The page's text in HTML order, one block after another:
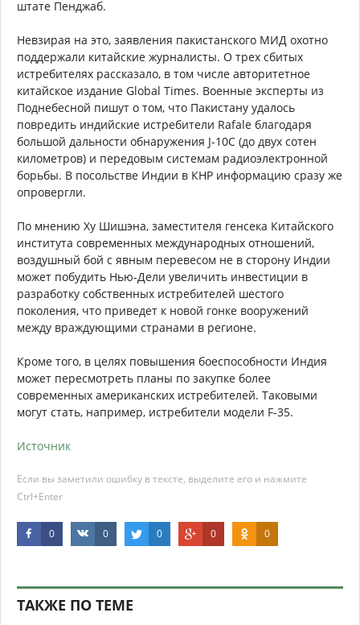
штате Пенджаб.
Невзирая на это, заявления пакистанского МИД охотно
поддержали китайские журналисты. О трех сбитых
истребителях рассказало, в том числе авторитетное
китайское издание Global Times. Военные эксперты из
Поднебесной пишут о том, что Пакистану удалось
повредить индийские истребители Rafale благодаря
большой дальности обнаружения J-10C (до двух сотен
километров) и передовым системам радиоэлектронной
борьбы. В посольстве Индии в КНР информацию сразу же
опровергли.
По мнению Ху Шишэна, заместителя генсека Китайского
института современных международных отношений,
воздушный бой с явным перевесом не в сторону Индии
может побудить Нью-Дели увеличить инвестиции в
разработку собственных истребителей шестого
поколения, что приведет к новой гонке вооружений
между враждующими странами в регионе.
Кроме того, в целях повышения боеспособности Индия
может пересмотреть планы по закупке более
современных американских истребителей. Таковыми
могут стать, например, истребители модели F-35.
Источник
Если вы заметили ошибку в тексте, выделите его и нажмите
Ctrl+Enter
0 0 0 0 0
ТАКЖЕ ПО ТЕМЕ